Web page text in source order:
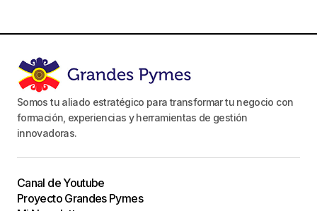
Somos tu aliado estratégico para transformar tu negocio con
formación, experiencias y herramientas de gestión
innovadoras.
Canal de Youtube
Proyecto Grandes Pymes